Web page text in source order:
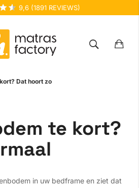
9,6 (1891 REVIEWS)
Dat hoort zo
te kort?
in uw bedframe en ziet dat